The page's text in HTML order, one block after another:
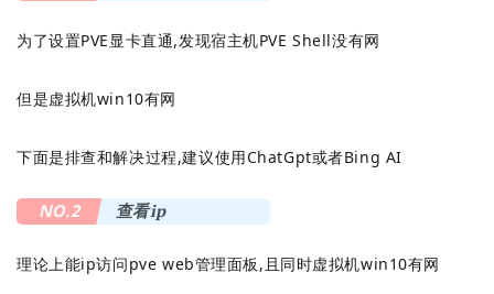
为了设置PVE显卡直通,发现宿主机PVE Shell没有网
但是虚拟机win10有网
下面是排查和解决过程,建议使用ChatGpt或者Bing AI
NO.2 查看ip
理论上能ip访问pve web管理面板,且同时虚拟机win10有网